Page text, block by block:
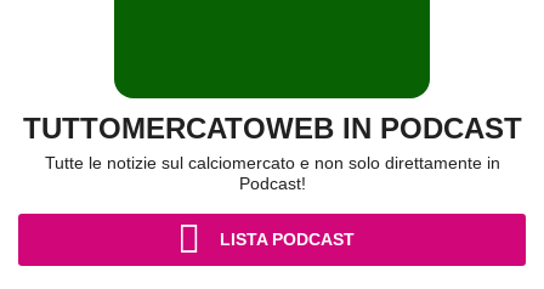
TUTTOMERCATOWEB IN PODCAST
Tutte le notizie sul calciomercato e non solo direttamente in
Podcast!
LISTA PODCAST